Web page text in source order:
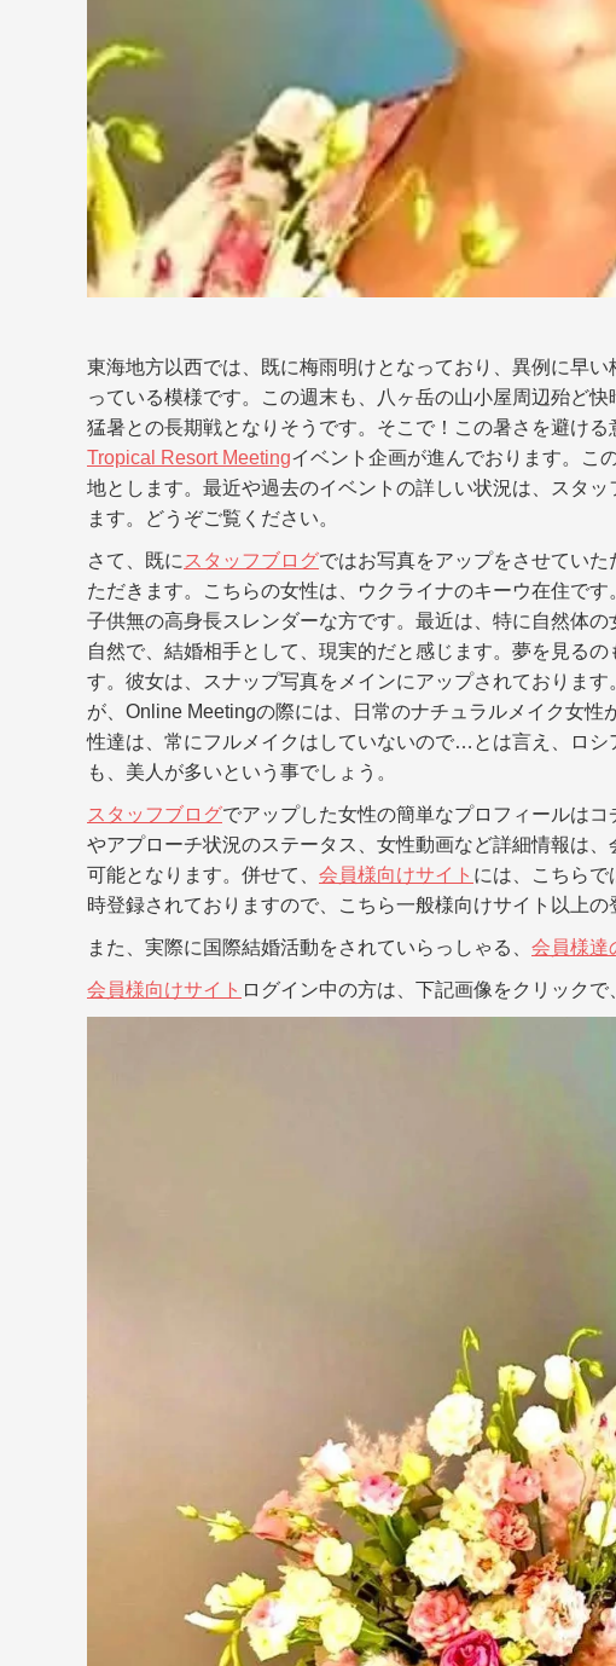
東海地方以西では、既に梅雨明けとなっており、異例に早
っている模様です。この週末も、八ヶ岳の山小屋周辺殆ど
猛暑との長期戦となりそうです。そこで！この暑さを避け
Tropical Resort Meetingイベント企画が進んでおります。こ
地とします。最近や過去のイベントの詳しい状況は、スタッ
ます。どうぞご覧ください。
さて、既に スタッフブログではお写真をアップをさせてい
ただきます。こちらの女性は、ウクライナのキーウ在住で
子供無の高身長スレンダーな方です。最近は、特に自然体
自然で、結婚相手として、現実的だと感じます。夢を見る
す。彼女は、スナップ写真をメインにアップされておりま
が、Online Meetingの際には、日常のナチュラルメイク女
性達は、常にフルメイクはしていないので…とは言え、ロ
も、美人が多いという事でしょう。
スタッフブログでアップした女性の簡単なプロフィールは
やアプローチ状況のステータス、女性動画など詳細情報は
可能となります。併せて、 会員様向けサイト には、こちらで
時登録されておりますので、こちら一般様向けサイト以上の
また、実際に国際結婚活動をされていらっしゃる、 会員様達
会員様向けサイト ログイン中の方は、下記画像をクリック